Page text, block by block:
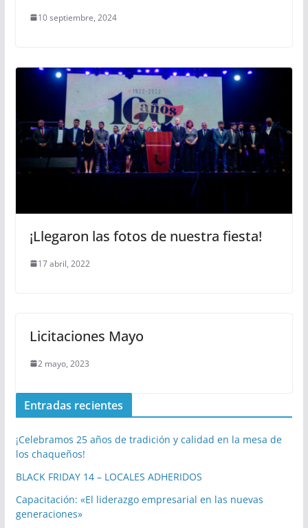
10 septiembre, 2024
¡Llegaron las fotos de nuestra fiesta!
17 abril, 2022
Licitaciones Mayo
2 mayo, 2023
Entradas recientes
¡Celebramos 25 años de tradición y calidad en la mesa de
los chaqueños!
BLACK FRIDAY 14 – LOCALES ADHERIDOS
Capacitación: «El liderazgo empresarial en las nuevas
generaciones»